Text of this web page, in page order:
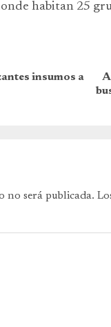
habitan 25
insumos a
no será publicada.